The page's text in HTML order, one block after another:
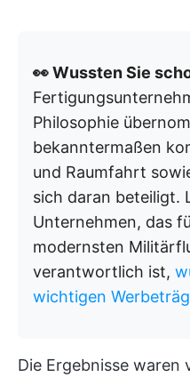
👀 Wussten Sie
Philosophie
bekanntermaßen
und Raumfahrt
sich daran beteiligt.
Unternehmen, das
modernsten
verantwortlich ist,
wichtigen
Die Ergebnisse